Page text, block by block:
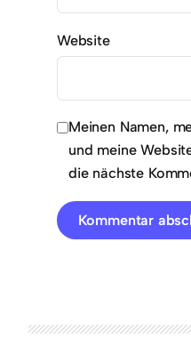
Website
Meinen Namen,
und meine
die nächste